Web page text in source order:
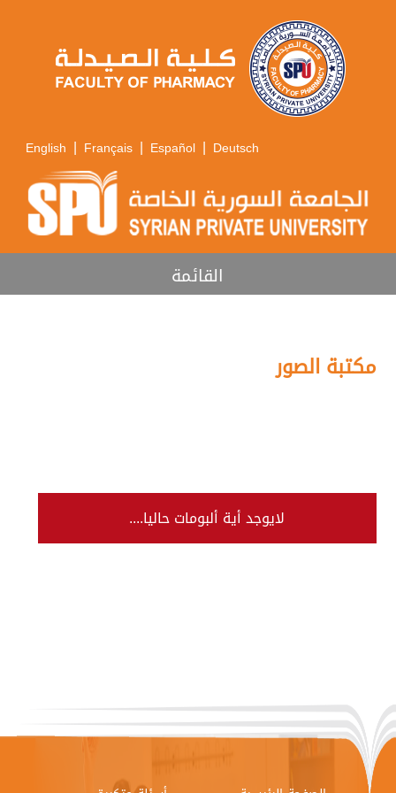
English | Français | Español | Deutsch
القائمة
مكتبة الصور
لايوجد أية ألبومات حاليا....